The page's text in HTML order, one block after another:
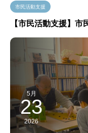
市民活動支援
【市民活動支援】
5月
23
2026